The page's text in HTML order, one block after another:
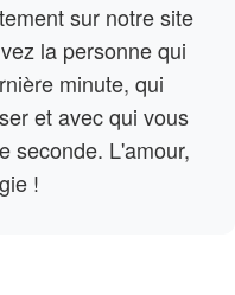
sur notre site
la personne qui
minute, qui
et avec qui vous
seconde. L'amour,
!